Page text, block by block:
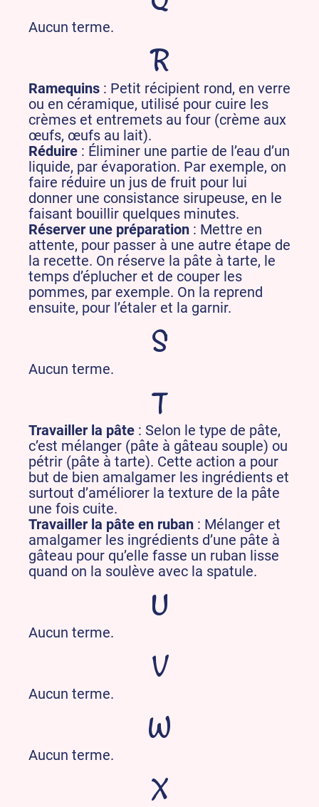
Aucun terme.
R
Ramequins : Petit récipient rond, en verre
ou en céramique, utilisé pour cuire les
crèmes et entremets au four (crème aux
œufs, œufs au lait).
Réduire : Éliminer une partie de l’eau d’un
liquide, par évaporation. Par exemple, on
faire réduire un jus de fruit pour lui
donner une consistance sirupeuse, en le
faisant bouillir quelques minutes.
Réserver une préparation : Mettre en
attente, pour passer à une autre étape de
la recette. On réserve la pâte à tarte, le
temps d’éplucher et de couper les
pommes, par exemple. On la reprend
ensuite, pour l’étaler et la garnir.
S
Aucun terme.
T
Travailler la pâte : Selon le type de pâte,
c’est mélanger (pâte à gâteau souple) ou
pétrir (pâte à tarte). Cette action a pour
but de bien amalgamer les ingrédients et
surtout d’améliorer la texture de la pâte
une fois cuite.
Travailler la pâte en ruban : Mélanger et
amalgamer les ingrédients d’une pâte à
gâteau pour qu’elle fasse un ruban lisse
quand on la soulève avec la spatule.
U
Aucun terme.
V
Aucun terme.
W
Aucun terme.
X